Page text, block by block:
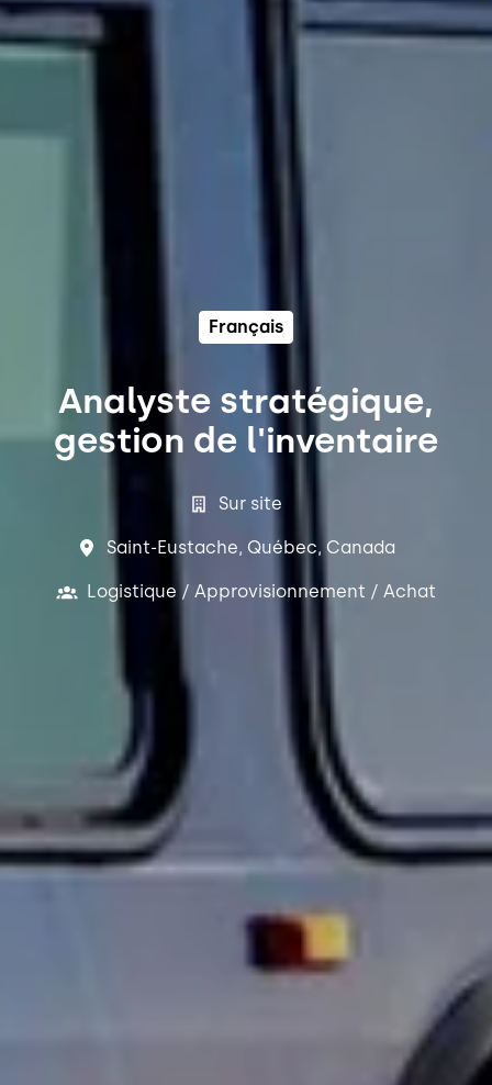
Français
Analyste stratégique,
gestion de l'inventaire
Sur site
Saint-Eustache, Québec, Canada
Logistique / Approvisionnement / Achat